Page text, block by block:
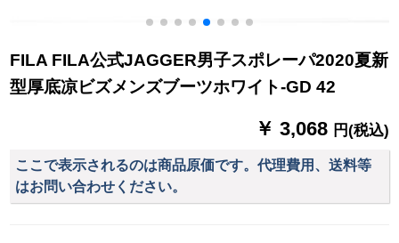
FILA FILA公式JAGGER男子スポレーパ2020夏新
型厚底凉ビズメンズブーツホワイト-GD 42
￥ 3,068 円(税込)
ここで表示されるのは商品原価です。代理費用、送料等
はお問い合わせください。